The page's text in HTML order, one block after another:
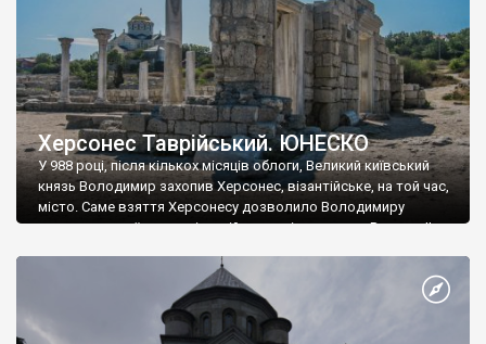
Херсонес Таврійський. ЮНЕСКО
У 988 році, після кількох місяців облоги, Великий київський
князь Володимир захопив Херсонес, візантійське, на той час,
місто. Саме взяття Херсонесу дозволило Володимиру
диктувати свої умови візантійському імператору Василю ІІ, та
Херсонесі Володимир-язичник, став Василем-християнином.
А потім було Хрещення Русі. На честь Херсонесу Таврійського